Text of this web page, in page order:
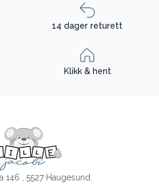
14 dager returett
Klikk & hent
146 , 5527 Haugesund.